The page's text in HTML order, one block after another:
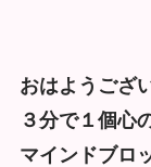
おはようござ
３分で１個心
マインドブロ